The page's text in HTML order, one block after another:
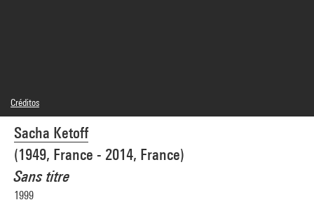
Sacha Ketoff
(1949, France - 2014, France)
Sans titre
1999
Créditos
© droits réservés
Créditos fotográficos : Georges Meguerditchian - Centre Pompidou, MNAM-CCI
Referencia de la imagen : 4N02797